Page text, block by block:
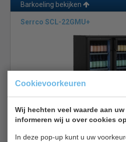
Cookievoorkeuren
Wij hechten veel waarde aan
informeren wij u over cookies
In deze pop-up kunt u uw
Barkoeling bekijken
Serrco SCL-22GMU+
x H82 cm